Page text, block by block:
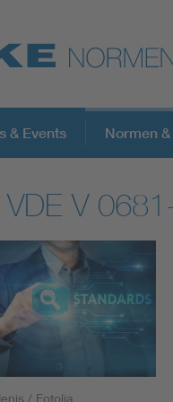
Themen
Digital Security
Energy
& Events Normen
VDE V
/ Fotolia